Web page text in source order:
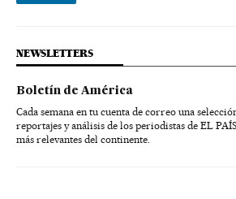
NEWSLETTERS
Boletín de América
Cada semana en tu cuenta de correo una
reportajes y análisis de los periodistas de EL
más relevantes del continente.